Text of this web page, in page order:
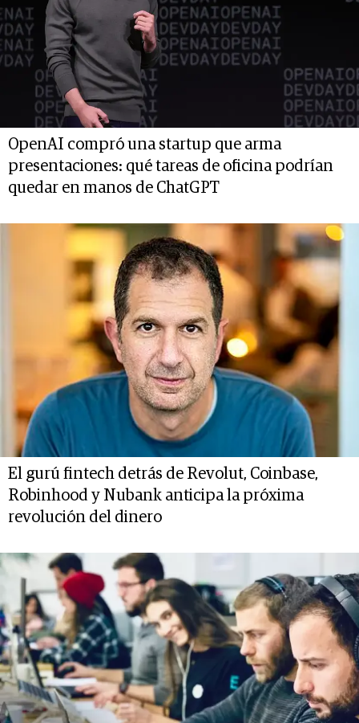
OpenAI compró una startup que arma
presentaciones: qué tareas de oficina podrían
quedar en manos de ChatGPT
El gurú fintech detrás de Revolut, Coinbase,
Robinhood y Nubank anticipa la próxima
revolución del dinero